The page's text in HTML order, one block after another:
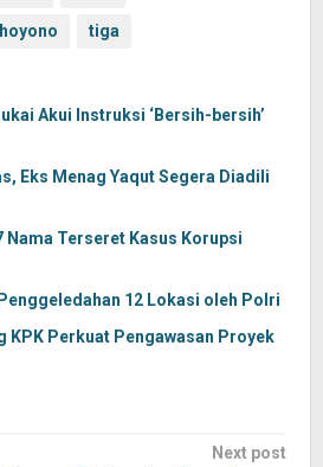
tiga
Akui Instruksi ‘Bersih-bersih’
Eks Menag Yaqut Segera Diadili
Nama Terseret Kasus Korupsi
12 Lokasi oleh Polri
KPK Perkuat Pengawasan Proyek
Next post